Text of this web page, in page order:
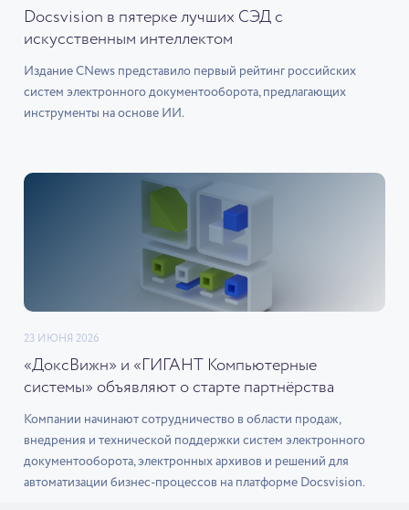
Docsvision в пятерке лучших СЭД с
искусственным интеллектом
Издание CNews представило первый рейтинг российских
систем электронного документооборота, предлагающих
инструменты на основе ИИ.
23 ИЮНЯ 2026
«ДоксВижн» и «ГИГАНТ Компьютерные
системы» объявляют о старте партнёрства
Компании начинают сотрудничество в области продаж,
внедрения и технической поддержки систем электронного
документооборота, электронных архивов и решений для
автоматизации бизнес-процессов на платформе Docsvision.